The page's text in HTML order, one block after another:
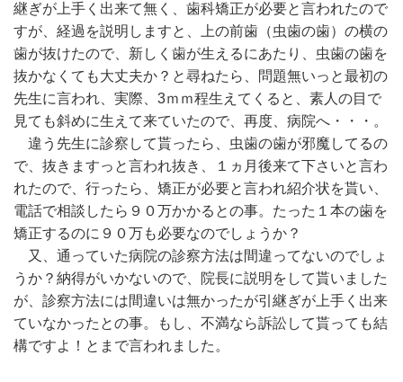
継ぎが上手く出来て無く、歯科矯正が必要と言われたので
すが、経過を説明しますと、上の前歯（虫歯の歯）の横の
歯が抜けたので、新しく歯が生えるにあたり、虫歯の歯を
抜かなくても大丈夫か？と尋ねたら、問題無いっと最初の
先生に言われ、実際、3ｍｍ程生えてくると、素人の目で
見ても斜めに生えて来ていたので、再度、病院へ・・・。
違う先生に診察して貰ったら、虫歯の歯が邪魔してるの
で、抜きますっと言われ抜き、１ヵ月後来て下さいと言わ
れたので、行ったら、矯正が必要と言われ紹介状を貰い、
電話で相談したら９０万かかるとの事。たった１本の歯を
矯正するのに９０万も必要なのでしょうか？
又、通っていた病院の診察方法は間違ってないのでしょ
うか？納得がいかないので、院長に説明をして貰いました
が、診察方法には間違いは無かったが引継ぎが上手く出来
ていなかったとの事。もし、不満なら訴訟して貰っても結
構ですよ！とまで言われました。